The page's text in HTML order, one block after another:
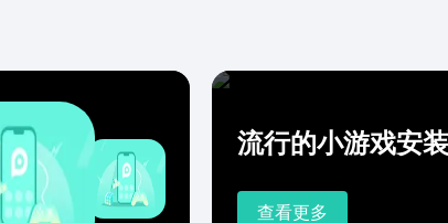
流行的小游戏安
查看更多